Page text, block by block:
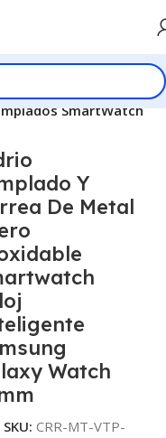
SmartWatch
Y
De Metal
Watch
SKU: CRR-MT-VTP-